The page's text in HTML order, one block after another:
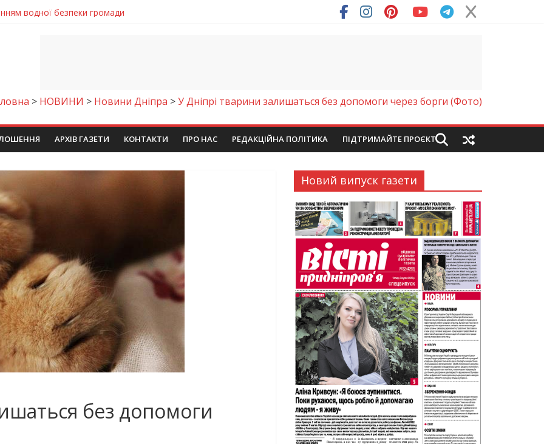
водної безпеки громади
клас
визнали найкращими в Україні
впливати на здоров’я
> НОВИНИ > Новини Дніпра >У Дніпрі тварини залишаться без допомоги через борги (Фото)
АРХІВ ГАЗЕТИ КОНТАКТИ ПРО НАС РЕДАКЦІЙНА ПОЛІТИКА ПІДТРИМАЙТЕ ПРОЄКТ
без допомоги
Новий випуск газети